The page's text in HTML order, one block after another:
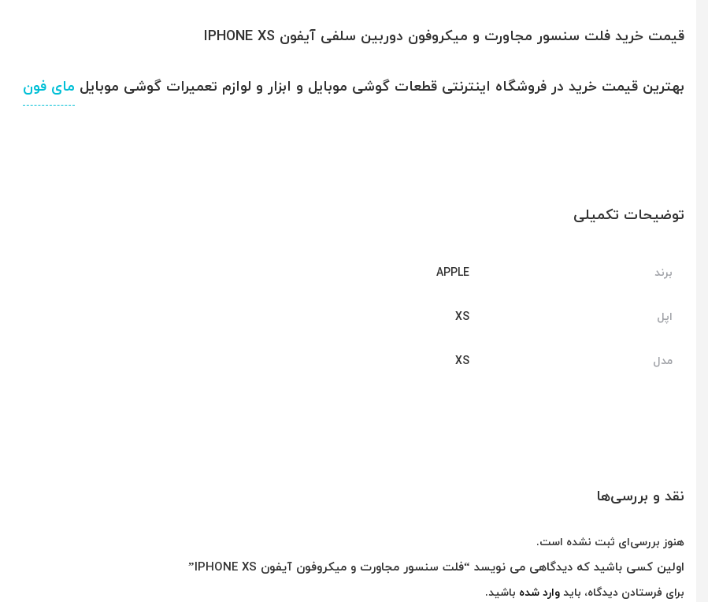
قیمت خرید فلت سنسور مجاورت و میکروفون دوربین سلفی آیفون IPHONE XS
بهترین قیمت خرید در فروشگاه اینترنتی قطعات گوشی موبایل و ابزار و لوازم تعمیرات گوشی موبایل مای فون
توضیحات تکمیلی
برند APPLE
اپل XS
مدل XS
نقد و بررسی‌ها
هنوز بررسی‌ای ثبت نشده است.
اولین کسی باشید که دیدگاهی می نویسد “فلت سنسور مجاورت و میکروفون آیفون IPHONE XS”
برای فرستادن دیدگاه، باید وارد شده باشید.